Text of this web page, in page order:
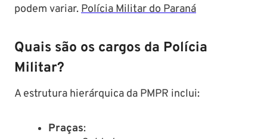
podem variar. ​Polícia Militar do Paraná
Quais são os cargos da Polícia
Militar?
A estrutura hierárquica da PMPR inclui:​
Praças: